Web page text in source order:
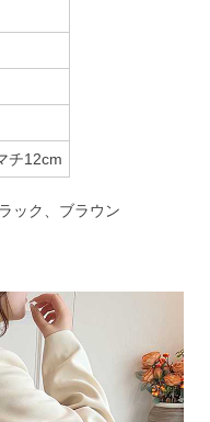
チ12cm
ック、ブラウン